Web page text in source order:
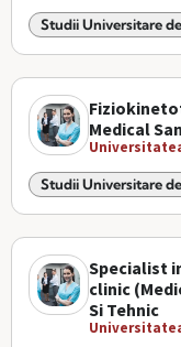
Studii Universitare
Medical
Studii Universitare
Specialist
clinic
Si Tehnic